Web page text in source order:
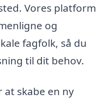
Vores platform
og
fagfolk, så du
til dit behov.
at skabe en ny